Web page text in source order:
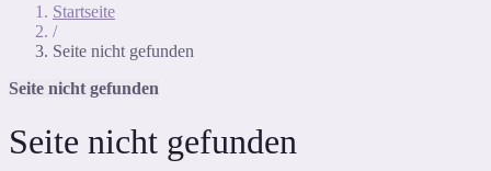
Startseite
/
Seite nicht gefunden
Seite nicht gefunden
Seite nicht gefunden